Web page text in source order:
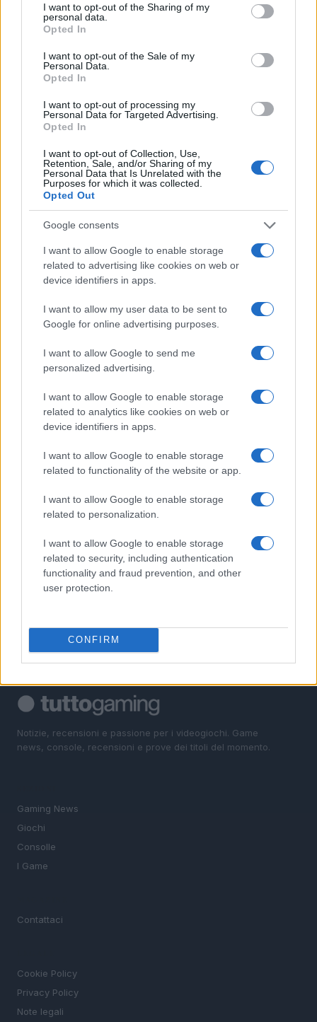
not limited to your visit or usage behaviour. You may click to
grant or deny consent to Google and its third-party tags to
use your data for below specified purposes in below Google
consent section.
I want to opt-out of the Sharing of my
personal data.
Opted In
I want to opt-out of the Sale of my
Personal Data.
Opted In
I want to opt-out of processing my
Personal Data for Targeted Advertising.
Opted In
I want to opt-out of Collection, Use,
Retention, Sale, and/or Sharing of my
Personal Data that Is Unrelated with the
Purposes for which it was collected.
Opted Out
Google consents
I want to allow Google to enable storage
related to advertising like cookies on web or
device identifiers in apps.
I want to allow my user data to be sent to
Google for online advertising purposes.
I want to allow Google to send me
personalized advertising.
I want to allow Google to enable storage
related to analytics like cookies on web or
device identifiers in apps.
I want to allow Google to enable storage
related to functionality of the website or app.
I want to allow Google to enable storage
related to personalization.
I want to allow Google to enable storage
related to security, including authentication
functionality and fraud prevention, and other
user protection.
CONFIRM
Giochi del Mediterraneo Taranto 2026: scopri gli
impianti sportivi che stanno trasformando la città
Ilaria Mauri · 28 Lug 2026
GAMING NEWS
L’evoluzione di Nintendo tra eredità creativa e
adattamento del modello di business
PIÙ LETTI
DLSS 5 e Zen 6: innovazione, limiti e implicazioni per il
Guida alla configurazione della modalità riposo su
Fusioni e Acquisizioni nel Settore Gaming: Analisi
Approfondita e Tendenze Attuali
Come aggiornare a EA Play Pro su PC tramite l’EA app
Giochi del Mediterraneo Taranto 2026: scopri gli
impianti sportivi che stanno trasformando la città
Notizie, recensioni e passione per i videogiochi. Game
news, console, recensioni e prove dei titoli del momento.
Gaming News
Giochi
Consolle
I Game
Contattaci
Cookie Policy
Privacy Policy
Note legali